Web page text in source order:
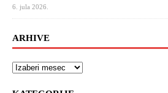
6. jula 2026.
ARHIVE